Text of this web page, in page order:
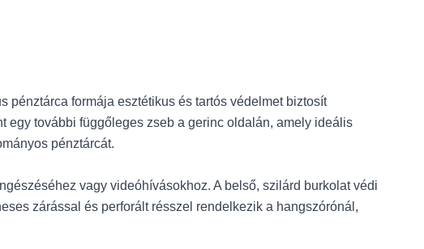
pénztárca formája esztétikus és tartós védelmet biztosít
egy további függőleges zseb a gerinc oldalán, amely ideális
pénztárcát.
vagy videóhívásokhoz. A belső, szilárd burkolat védi
zárással és perforált résszel rendelkezik a hangszórónál,